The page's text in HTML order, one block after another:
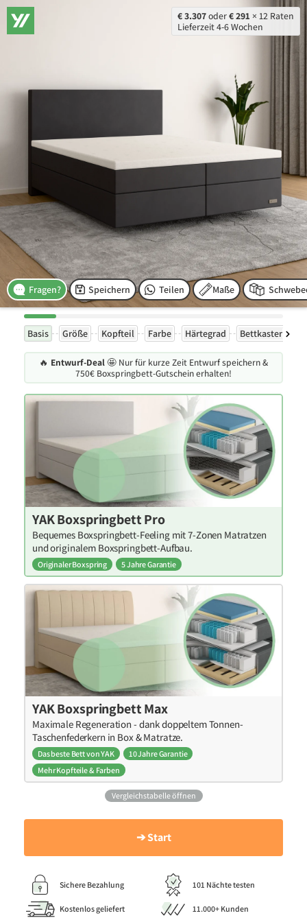
€ 3.307oder€ 291 × 12 Raten
Lieferzeit 4-6 Wochen
Fragen? Maße
Speichern Teilen
Basis Größe Kopfteil Farbe Härtegrad Bettkasten
🔥 Entwurf-Deal🤩 Nur für kurze Zeit Entwurf speichern &
750€ Boxspringbett-Gutschein erhalten!
YAK Boxspringbett Pro
Bequemes Boxspringbett-Feeling mit 7-Zonen Matratzen
und originalem Boxspringbett-Aufbau.
Originaler Boxspring 5 Jahre Garantie
YAK Boxspringbett Max
Maximale Regeneration - dank doppeltem Tonnen-
Taschenfederkern in Box & Matratze.
Das beste Bett von YAK
10 Jahre Garantie
Mehr Kopfteile & Farben
Vergleichstabelle öffnen
➔ Start
Sichere Bezahlung 101 Nächte testen
Kostenlos geliefert 11.000+ Kunden